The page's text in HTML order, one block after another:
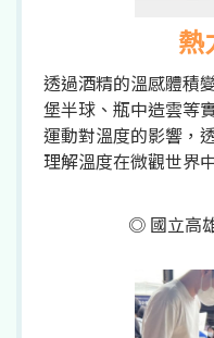
熱
透過酒精的溫感體積
堡半球、瓶中造雲等
運動對溫度的影響，
理解溫度在微觀世界
◎ 國立高